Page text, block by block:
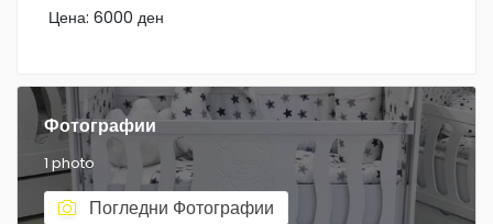
Цена: 6000 ден
Фотографии
1 photo
Погледни Фотографии